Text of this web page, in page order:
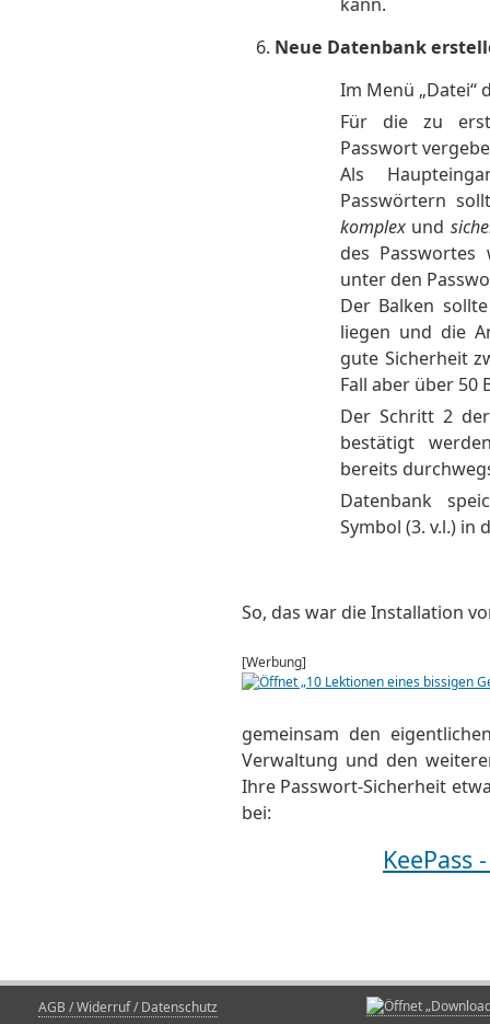
Neue Datenbank
Im Menü „Datei“
Für die zu
Passwort
Als
Passwörtern
komplexund
des
unter den
Der Balken
liegen und die
gute Sicherheit
Fall aber über 50
Der Schritt 2
bestätigt
bereits
Datenbank
Symbol (3. v.l.) in
So, das war die Installation
[Werbung]
gemeinsam den
Verwaltung und den
Ihre Passwort-Sicherheit
bei:
KeePass
AGB / Widerruf / Datenschutz